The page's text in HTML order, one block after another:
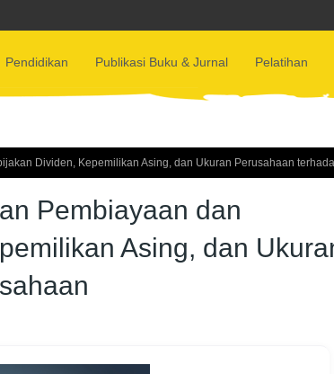
Pendidikan Publikasi Buku & Jurnal Pelatihan
Dividen, Kepemilikan Asing, dan Ukuran Perusahaan
Pembiayaan dan
Asing, dan